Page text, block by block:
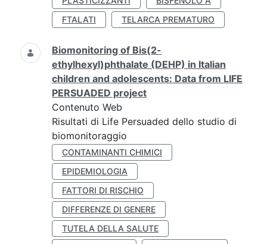
FTALATI
TELARCA PREMATURO
Biomonitoring of Bis(2-
ethylhexyl)phthalate (DEHP) in Italian
children and adolescents: Data from LIFE
PERSUADED project
Contenuto Web
Risultati di Life Persuaded dello studio di
biomonitoraggio
CONTAMINANTI CHIMICI
EPIDEMIOLOGIA
FATTORI DI RISCHIO
DIFFERENZE DI GENERE
TUTELA DELLA SALUTE